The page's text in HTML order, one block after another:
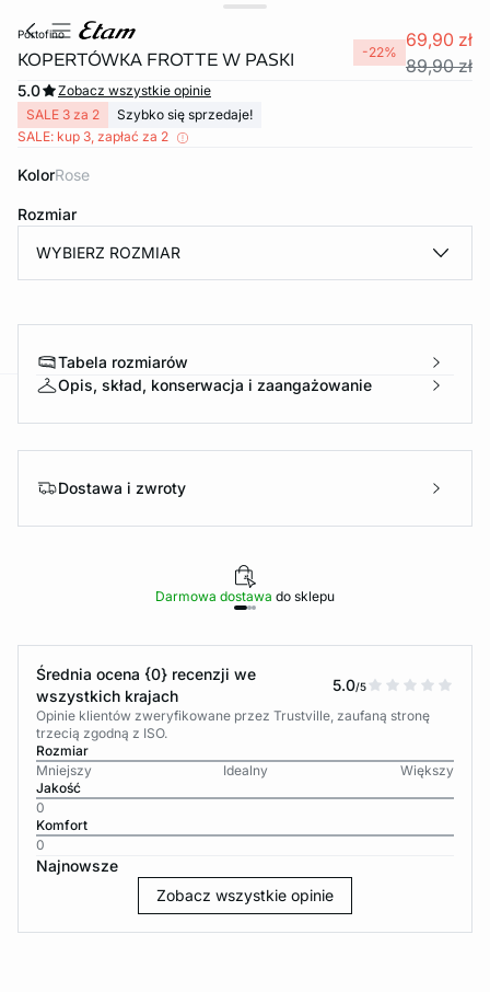
portofino
KOPERTÓWKA FROTTE W PASKI -22%
69,90 zł
89,90 zł
5.0
Zobacz wszystkie opinie
SALE 3 za 2
Szybko się sprzedaje!
SALE: kup 3, zapłać za 2
Kolor rose
Rozmiar
WYBIERZ ROZMIAR
Tabela rozmiarów
Opis, skład, konserwacja i zaangażowanie
Dostawa i zwroty
Darmowa dostawa do sklepu
Średnia ocena {0} recenzji we
wszystkich krajach
5.0/5
Opinie klientów zweryfikowane przez Trustville, zaufaną stronę
trzecią zgodną z ISO.
Rozmiar
Mniejszy
Idealny
Większy
Jakość
0
Komfort
0
Najnowsze
Zobacz wszystkie opinie